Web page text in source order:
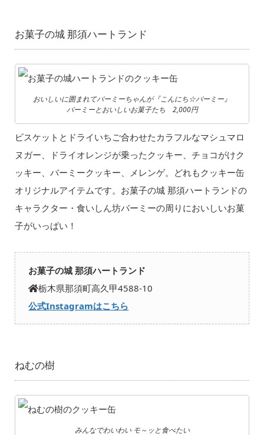
お菓子の城 那須ハートランド
おいしいに囲まれてバーミーちゃんが『こんにち☆バーミー』
バーミーとおいしいお菓子たち 2,000円
ビスケットとドライいちご合わせたカラフルなマシュマロ
ヌガー、ドライオレンジが乗ったクッキー、チョコがけク
ッキー、バーミークッキー、メレンゲ。どれもクッキー缶
オリジナルアイテムです。お菓子の城 那須ハートランドの
キャラクター・食いしん坊バーミーの周りにおいしいお菓
子がいっぱい！
お菓子の城 那須ハートランド
栃木県那須町高久甲4588-10
公式Instagramはこちら
ねむの樹
みんなでわいわい モ～ッと食べたい